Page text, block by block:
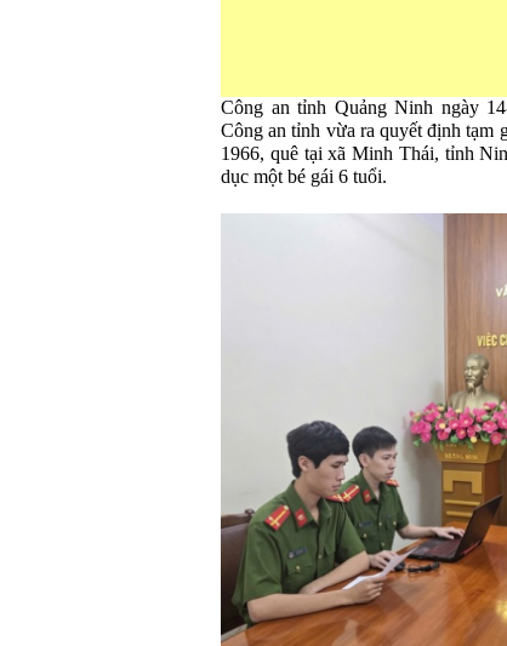
Công an tỉnh Quảng Ninh ngày
Công an tỉnh vừa ra quyết định
1966, quê tại xã Minh Thái, tỉnh
dục một bé gái 6 tuổi.